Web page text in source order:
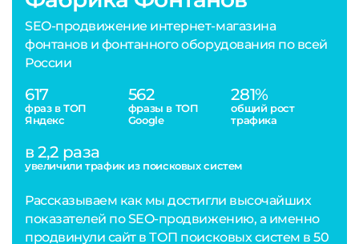
SEO-продвижение интернет-магазина
фонтанов и фонтанного оборудования по всей
России
617
фраз в ТОП
Яндекс
562
фразы в ТОП
Google
281%
общий рост
трафика
в 2,2 раза
увеличили трафик из поисковых систем
Рассказываем как мы достигли высочайших
показателей по SEO-продвижению, а именно
продвинули сайт в ТОП поисковых систем в 50